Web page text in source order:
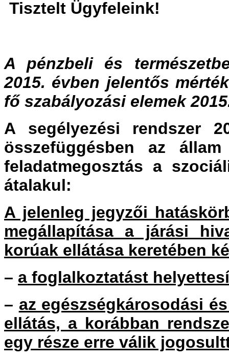
Tisztelt Ügyfeleink!
A pénzbeli és
2015. évben jelentős
fő szabályozási elemek
A segélyezési rendszer
összefüggésben az
feladatmegosztás a
átalakul:
A jelenleg jegyzői
megállapítása a járási
korúak ellátása keretében
– a foglalkoztatást
– az egészségkárosodási
ellátás, a korábban
egy része erre válik